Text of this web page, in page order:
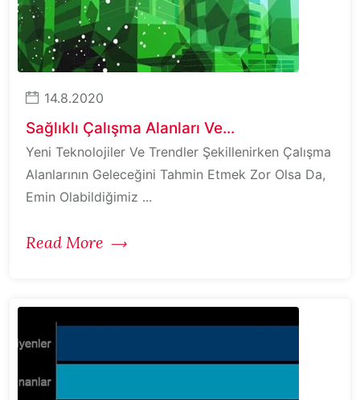
14.8.2020
Sağlıklı Çalışma Alanları Ve...
Yeni Teknolojiler Ve Trendler Şekillenirken Çalışma
Alanlarının Geleceğini Tahmin Etmek Zor Olsa Da,
Emin Olabildiğimiz ...
Read More